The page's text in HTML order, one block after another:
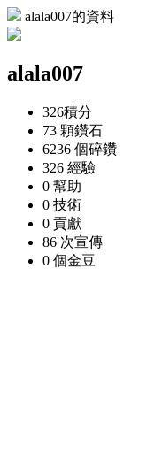
alala007的資料
alala007
326積分
73 顆鑽石
6236 個碎鑽
326 經驗
0 幫助
0 技術
0 貢獻
86 次宣傳
0 個金豆